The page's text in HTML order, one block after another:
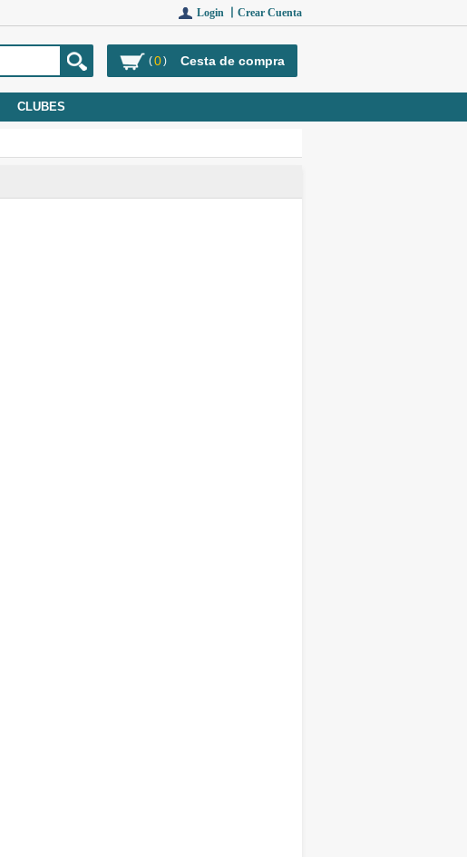
Login 丨 Crear Cuenta
(0) Cesta de compra
CLUBES